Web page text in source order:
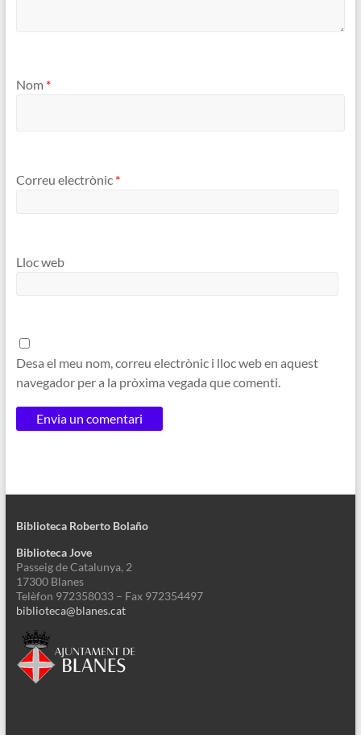
Nom *
Correu electrònic *
Lloc web
Desa el meu nom, correu electrònic i lloc web en aquest
navegador per a la pròxima vegada que comenti.
Biblioteca Roberto Bolaño
Biblioteca Jove
Passeig de Catalunya, 2
17300 Blanes
Telèfon 972358033 – Fax 972354497
biblioteca@blanes.cat